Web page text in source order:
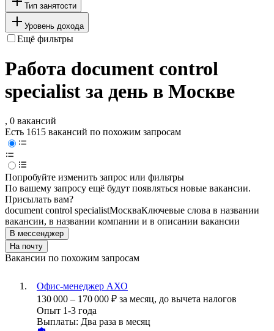
Тип занятости
Уровень дохода
Ещё фильтры
Работа document control
specialist за день в Москве
, 0 вакансий
Есть 1615 вакансий по похожим запросам
Попробуйте изменить запрос или фильтры
По вашему запросу ещё будут появляться новые вакансии.
Присылать вам?
document control specialistМоскваКлючевые слова в названии
вакансии, в названии компании и в описании вакансии
В мессенджер
На почту
Вакансии по похожим запросам
Офис-менеджер АХО
130 000 – 170 000 ₽ за месяц, до вычета налогов
Опыт 1-3 года
Выплаты: Два раза в месяц